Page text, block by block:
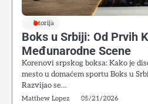
Istorija
Boks u Srbiji: Od Prvih
Međunarodne Scene
Korenovi srpskog boksa: Kako je
mesto u domaćem sportu Boks u
Razvijao se…
Matthew Lopez 05/21/2026